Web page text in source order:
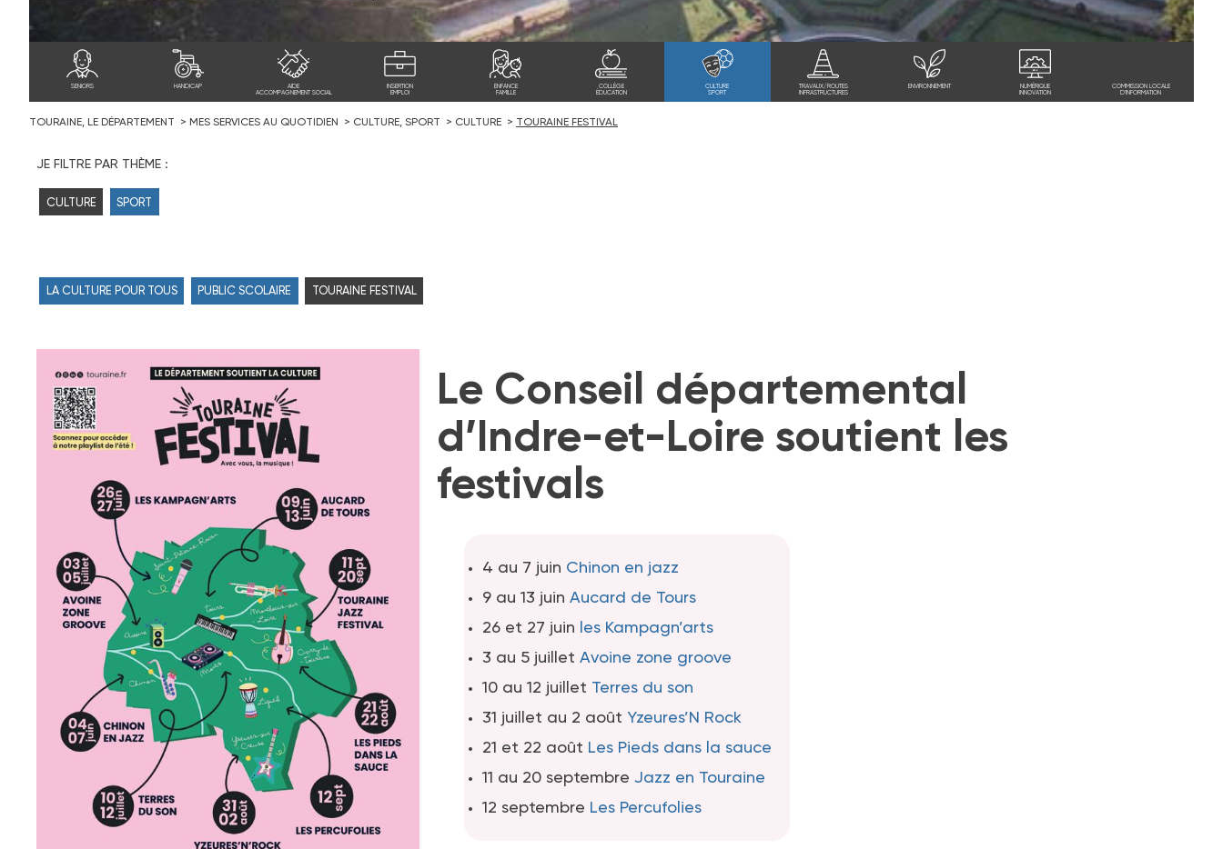
SENIORS HANDICAP
AIDE
ACCOMPAGNEMENT SOCIAL
INSERTION
EMPLOI
ENFANCE
FAMILLE
COLLÈGE
ÉDUCATION
CULTURE
SPORT
TRAVAUX/ROUTES
INFRASTRUCTURES
ENVIRONNEMENT
NUMÉRIQUE
INNOVATION
COMMISSION LOCALE
D'INFORMATION
TOURAINE, LE DÉPARTEMENT MES SERVICES AU QUOTIDIEN CULTURE, SPORT CULTURE TOURAINE FESTIVAL
JE FILTRE PAR THÈME :
CULTURE SPORT
LA CULTURE POUR TOUS PUBLIC SCOLAIRE TOURAINE FESTIVAL
Le Conseil départemental
d’Indre-et-Loire soutient les
festivals
4 au 7 juin Chinon en jazz
9 au 13 juin Aucard de Tours
26 et 27 juin les Kampagn’arts
3 au 5 juillet Avoine zone groove
10 au 12 juillet Terres du son
31 juillet au 2 août Yzeures’N Rock
21 et 22 août Les Pieds dans la sauce
11 au 20 septembre Jazz en Touraine
12 septembre Les Percufolies